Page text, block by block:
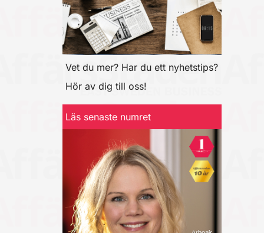
Vet du mer? Har du ett nyhetstips?
Hör av dig till oss!
Läs senaste numret